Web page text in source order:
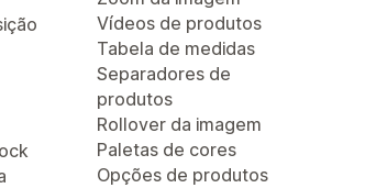
Vídeos de produtos
Tabela de medidas
Separadores de
produtos
Rollover da imagem
Paletas de cores
Opções de produtos